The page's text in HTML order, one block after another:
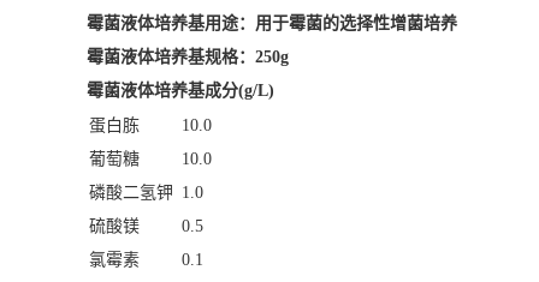
霉菌液体培养基用途： 用于霉菌的选择性增菌培养
霉菌液体培养基规格：250g
霉菌液体培养基成分(g/L)
蛋白胨
10.0
葡萄糖
10.0
磷酸二氢钾 1.0
硫酸镁
0.5
氯霉素
0.1